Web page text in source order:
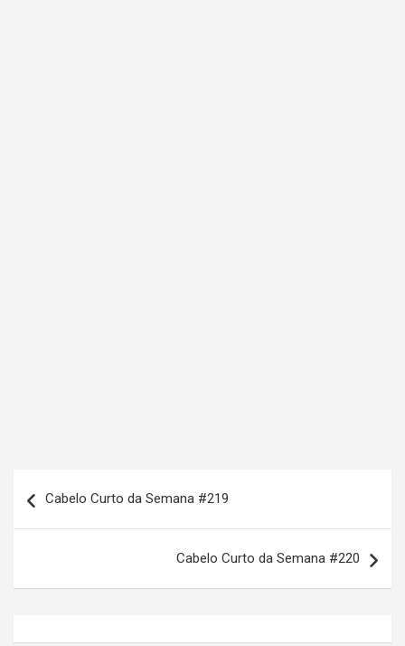
Cabelo Curto da Semana #219
Cabelo Curto da Semana #220